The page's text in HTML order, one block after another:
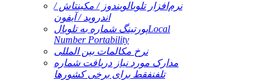
نرم‌افزار تلوبالویندوز / مکینتاش /
اندروید / آیفون
پورتینگ شماره به تلوبالLocal
Number Portability
نرخ مکالمات بین المللی
مدارک مورد نیاز دریافت شماره
تلفنفقط برای برخی کشورها